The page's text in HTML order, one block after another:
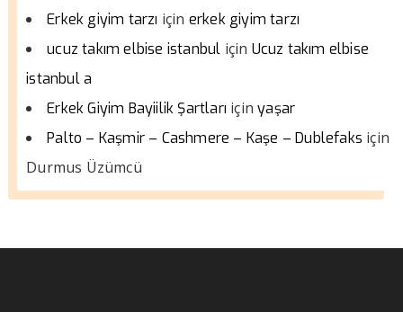
Erkek giyim tarzı için erkek giyim tarzı
ucuz takım elbise istanbul için Ucuz takım elbise
istanbul a
Erkek Giyim Bayiilik Şartları içinyaşar
Palto – Kaşmir – Cashmere – Kaşe – Dublefaks için
Durmus Üzümcü